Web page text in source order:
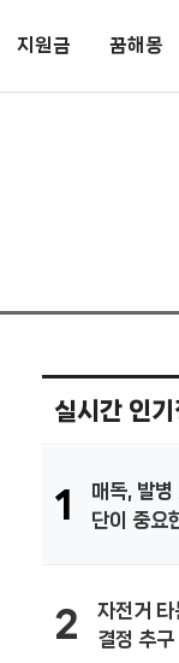
지원금 꿈해몽
실시간 인기
1
매독, 발
단이 중요
2
자전거 타
결정 추구